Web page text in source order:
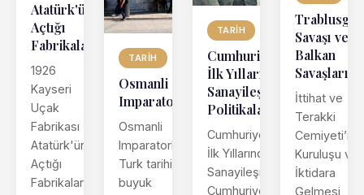
Atatürk'ün
Açtığı
Fabrikalar
1926
Kayseri
Uçak
Fabrikası
Atatürk'ün
Açtığı
Fabrikalar,
TARIH
Osmanli
Imparatorlugu
Osmanli
Imparatorlugu,
Turk tarihindeki en
buyuk
TARIH
Cumhuriyet’in
İlk Yıllarında
Sanayileşme
Politikaları
Cumhuriyet’in
İlk Yıllarında
Sanayileşme
Cumhuriyet’in
Savaşı ve
Balkan
Savaşları
İttihat ve
Terakki
Cemiyeti’nin
Kuruluşu ve
İktidara
Gelmesi